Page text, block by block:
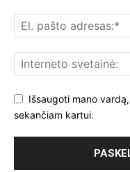
Išsaugoti mano
sekančiam kartui.